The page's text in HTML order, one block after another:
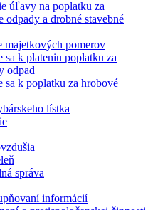
úľavy na poplatku za
odpady a drobné stavebné
majetkových pomerov
sa k plateniu poplatku za
odpad
sa k poplatku za hrobové
lístka
správa
informácií